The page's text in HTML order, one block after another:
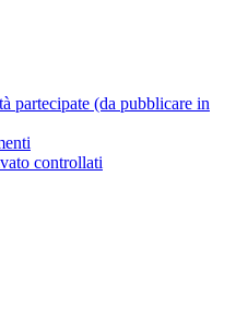
partecipate (da pubblicare in
controllati